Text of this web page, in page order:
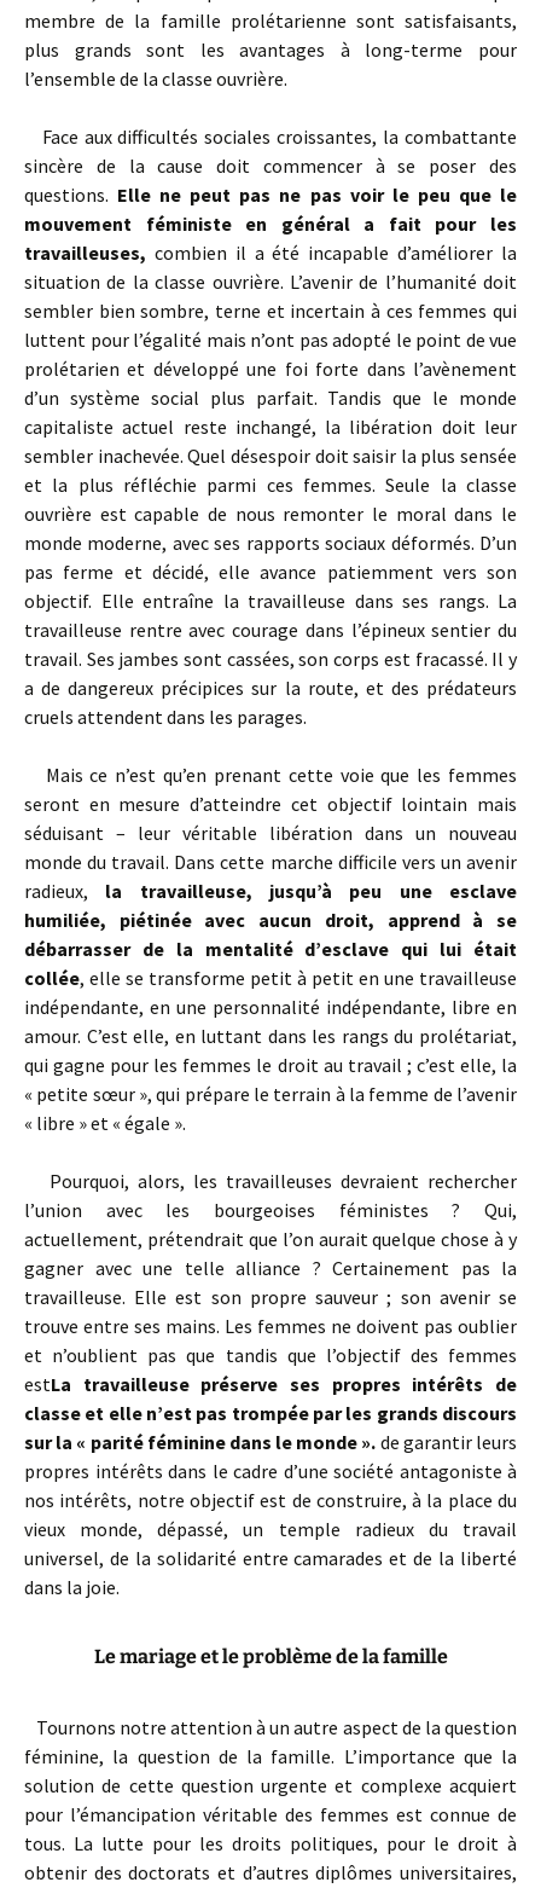
membre de la famille prolétarienne sont satisfaisants,
plus grands sont les avantages à long-terme pour
l’ensemble de la classe ouvrière.
Face aux difficultés sociales croissantes, la combattante
sincère de la cause doit commencer à se poser des
questions. Elle ne peut pas ne pas voir le peu que le
mouvement féministe en général a fait pour les
travailleuses, combien il a été incapable d’améliorer la
situation de la classe ouvrière. L’avenir de l’humanité doit
sembler bien sombre, terne et incertain à ces femmes qui
luttent pour l’égalité mais n’ont pas adopté le point de vue
prolétarien et développé une foi forte dans l’avènement
d’un système social plus parfait. Tandis que le monde
capitaliste actuel reste inchangé, la libération doit leur
sembler inachevée. Quel désespoir doit saisir la plus sensée
et la plus réfléchie parmi ces femmes. Seule la classe
ouvrière est capable de nous remonter le moral dans le
monde moderne, avec ses rapports sociaux déformés. D’un
pas ferme et décidé, elle avance patiemment vers son
objectif. Elle entraîne la travailleuse dans ses rangs. La
travailleuse rentre avec courage dans l’épineux sentier du
travail. Ses jambes sont cassées, son corps est fracassé. Il y
a de dangereux précipices sur la route, et des prédateurs
cruels attendent dans les parages.
Mais ce n’est qu’en prenant cette voie que les femmes
seront en mesure d’atteindre cet objectif lointain mais
séduisant – leur véritable libération dans un nouveau
monde du travail. Dans cette marche difficile vers un avenir
radieux, la travailleuse, jusqu’à peu une esclave
humiliée, piétinée avec aucun droit, apprend à se
débarrasser de la mentalité d’esclave qui lui était
collée, elle se transforme petit à petit en une travailleuse
indépendante, en une personnalité indépendante, libre en
amour. C’est elle, en luttant dans les rangs du prolétariat,
qui gagne pour les femmes le droit au travail ; c’est elle, la
« petite sœur », qui prépare le terrain à la femme de l’avenir
« libre » et « égale ».
Pourquoi, alors, les travailleuses devraient rechercher
l’union avec les bourgeoises féministes ? Qui,
actuellement, prétendrait que l’on aurait quelque chose à y
gagner avec une telle alliance ? Certainement pas la
travailleuse. Elle est son propre sauveur ; son avenir se
trouve entre ses mains. Les femmes ne doivent pas oublier
et n’oublient pas que tandis que l’objectif des femmes
estLa travailleuse préserve ses propres intérêts de
classe et elle n’est pas trompée par les grands discours
sur la « parité féminine dans le monde ». de garantir leurs
propres intérêts dans le cadre d’une société antagoniste à
nos intérêts, notre objectif est de construire, à la place du
vieux monde, dépassé, un temple radieux du travail
universel, de la solidarité entre camarades et de la liberté
dans la joie.
Le mariage et le problème de la famille
Tournons notre attention à un autre aspect de la question
féminine, la question de la famille. L’importance que la
solution de cette question urgente et complexe acquiert
pour l’émancipation véritable des femmes est connue de
tous. La lutte pour les droits politiques, pour le droit à
obtenir des doctorats et d’autres diplômes universitaires,